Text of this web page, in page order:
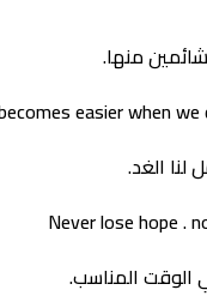
منها.
easier when
لنا الغد.
Never lose hope .
المناسب.